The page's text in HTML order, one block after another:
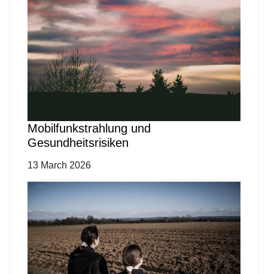
Mobilfunkstrahlung und
Gesundheitsrisiken
13 March 2026